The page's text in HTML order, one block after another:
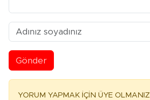
Gönder
YORUM YAPMAK İÇİN ÜYE OLMANIZ